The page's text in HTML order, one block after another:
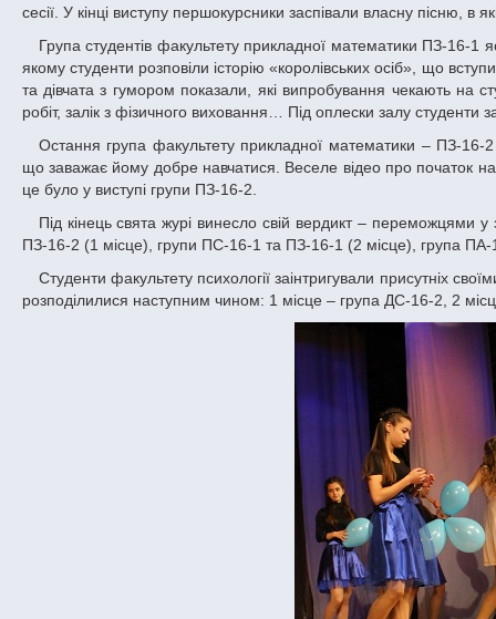
сесії. У кінці виступу першокурсники заспівали власну пісню, в
Група студентів факультету прикладної математики ПЗ-16-1 яскраво продовжила хвилю виступів. Глядацьку аудиторію заворожив номер, у
якому студенти розповіли історію «королівських осіб», що
та дівчата з гумором показали, які випробування чекають на
робіт, залік з фізичного виховання… Під оплески залу
Остання група факультету прикладної математики – ПЗ-16-2 – продемонструвала боротьбу студента з деградацією власної особистості,
що заважає йому добре навчатися. Веселе відео про початок
це було у виступі групи ПЗ-16-2.
Під кінець свята журі винесло свій вердикт – переможцями у змаганні першокурсників від факультету прикладної математики стали: група
ПЗ-16-2 (1 місце), групи ПС-16-1 та ПЗ-16-1 (2 місце), група ПА-
Студенти факультету психології заінтригували присутніх своїми танцювальними композиціями. Серед студентів факультету психології місця
розподілилися наступним чином: 1 місце – група ДС-16-2, 2